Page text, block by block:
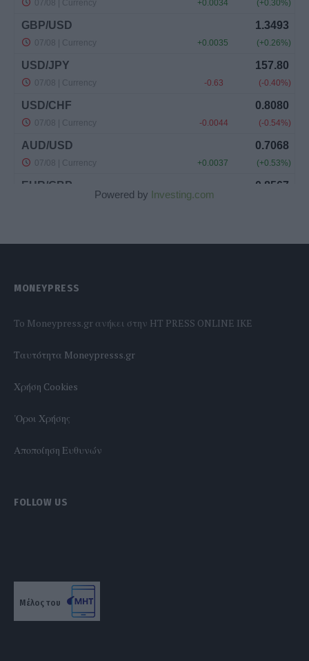
Powered by Investing.com
MONEYPRESS
To Moneypress.gr ανήκει στην HT PRESS ONLINE IKE
Tαυτότητα Moneypresss.gr
Χρήση Cookies
'Οροι Χρήσης
Αποποίηση Ευθυνών
FOLLOW US
Μέλος του